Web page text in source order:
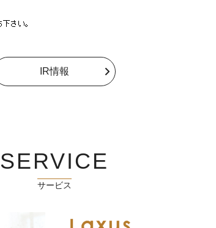
IR情報
SERVICE
サービス